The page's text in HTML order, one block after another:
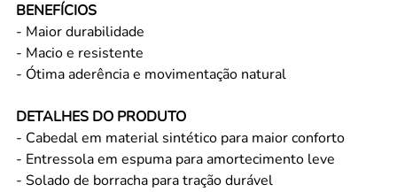
BENEFÍCIOS
- Maior durabilidade
- Macio e resistente
- Ótima aderência e movimentação natural
DETALHES DO PRODUTO
- Cabedal em material sintético para maior conforto
- Entressola em espuma para amortecimento leve
- Solado de borracha para tração durável